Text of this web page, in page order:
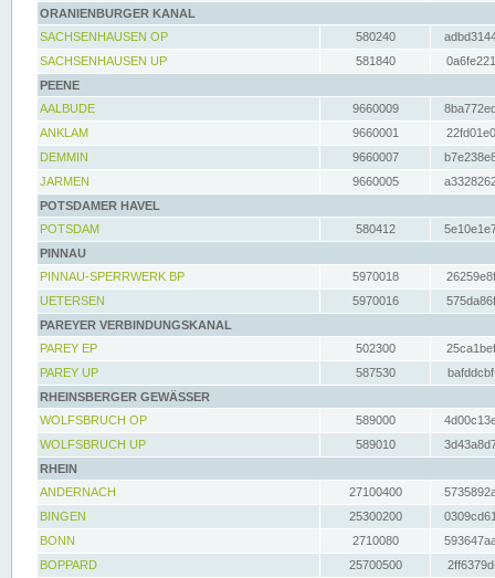
ORANIENBURGER KANAL
SACHSENHAUSEN OP
580240
SACHSENHAUSEN UP
581840
PEENE
AALBUDE
9660009
ANKLAM
9660001
DEMMIN
9660007
JARMEN
9660005
POTSDAMER HAVEL
POTSDAM
580412
PINNAU
PINNAU-SPERRWERK BP
5970018
UETERSEN
5970016
PAREYER VERBINDUNGSKANAL
PAREY EP
502300
PAREY UP
587530
RHEINSBERGER GEWÄSSER
WOLFSBRUCH OP
589000
WOLFSBRUCH UP
589010
RHEIN
ANDERNACH
27100400
BINGEN
25300200
BONN
2710080
BOPPARD
25700500